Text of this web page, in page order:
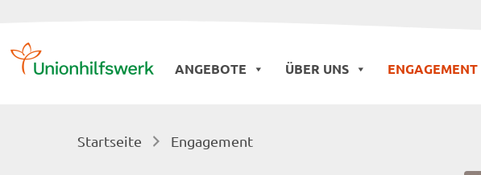
Skip
ANGEBOTE ÜBER UNS ENGAGEMENT
Startseite Engagement